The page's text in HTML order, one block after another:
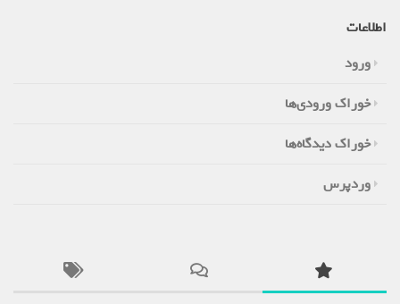
اطلاعات
ورود
خوراک ورودی‌ها
خوراک دیدگاه‌ها
وردپرس